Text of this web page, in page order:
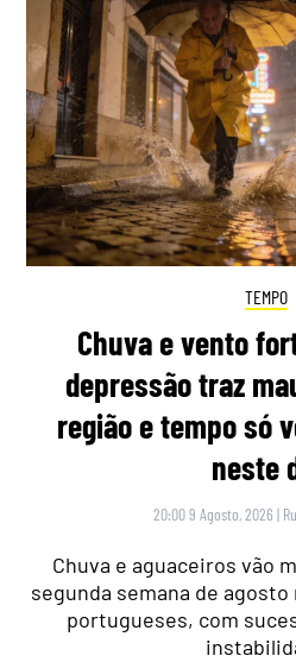
TEMPO
Chuva e vento
depressão traz
região e tempo só
neste
20:00 9 Agosto, 2026 |
Chuva e aguaceiros vão
segunda semana de
portugueses, com